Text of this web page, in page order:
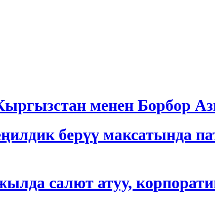
менен Борбор
берүү максатында
салют атуу,